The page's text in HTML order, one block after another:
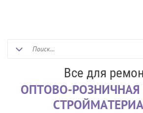
Все для
ОПТОВО-